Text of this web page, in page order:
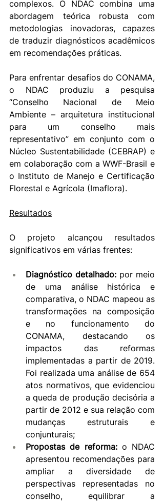
complexos. O NDAC combina uma
abordagem teórica robusta com
metodologias inovadoras, capazes
de traduzir diagnósticos acadêmicos
em recomendações práticas.
Para enfrentar desafios do CONAMA,
o NDAC produziu a pesquisa
“Conselho Nacional de Meio
Ambiente – arquitetura institucional
para um conselho mais
representativo” em conjunto com o
Núcleo Sustentabilidade (CEBRAP) e
em colaboração com a WWF-Brasil e
o Instituto de Manejo e Certificação
Florestal e Agrícola (Imaflora).
Resultados
O projeto alcançou resultados
significativos em várias frentes:
Diagnóstico detalhado: por meio
de uma análise histórica e
comparativa, o NDAC mapeou as
transformações na composição
e no funcionamento do
CONAMA, destacando os
impactos das reformas
implementadas a partir de 2019.
Foi realizada uma análise de 654
atos normativos, que evidenciou
a queda de produção decisória a
partir de 2012 e sua relação com
mudanças estruturais e
conjunturais;
Propostas de reforma: o NDAC
apresentou recomendações para
ampliar a diversidade de
perspectivas representadas no
conselho, equilibrar a